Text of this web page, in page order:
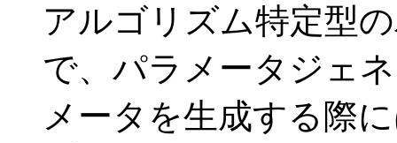
アルゴリズム特定型
で、パラメータジェ
メータを生成する際